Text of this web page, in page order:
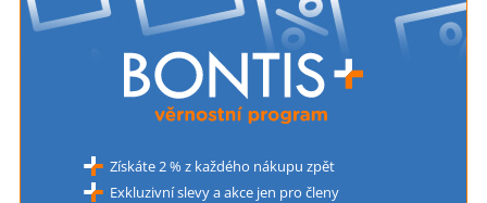
Získáte 2 % z každého nákupu zpět
Exkluzivní slevy a akce jen pro členy